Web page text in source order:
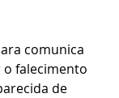
comunica
falecimento
de